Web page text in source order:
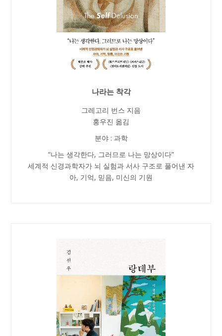
나라는 착각
그레고리 번스 지음
홍우진 옮김
분야 : 과학
“나는 생각한다, 그러므로 나는 망상이다”
세계적 신경과학자가 뇌 실험과 서사 구조로 풀어낸 자
아, 기억, 믿음, 미신의 기원